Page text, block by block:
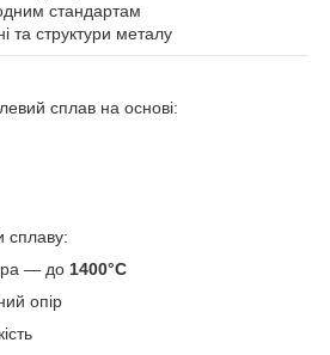
стандартам
та структури металу
сплав на основі:
сплаву:
— до 1400°C
опір